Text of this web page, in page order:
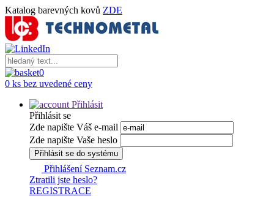
Katalog barevných kovů ZDE
0
0 ks bez uvedené ceny
Přihlásit
Přihlásit se
Zde napište Váš e-mail
Zde napište Vaše heslo
Přihlásit se do systému
Přihlášení Seznam.cz
Ztratili jste heslo?
REGISTRACE